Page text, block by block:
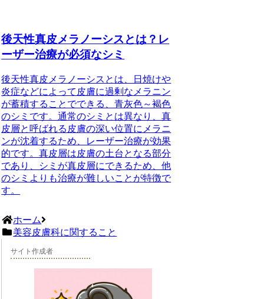
後天性真皮メラノーシスとは？レ
ーザー治療が必須なシミ
後天性真皮メラノーシスとは、日焼けや
炎症などによって皮膚に過剰なメラニン
が蓄積することでできる、青灰色～褐色
のシミです。通常のシミとは異なり、真
皮層と呼ばれる皮膚の深い位置にメラニ
ンが沈着するため、レーザー治療が効果
的です。真皮層は皮膚の土台となる部分
であり、シミが真皮層にできるため、他
のシミよりも治療が難しいことが特徴で
す。
ホーム
美容皮膚科に関すること
サイト作成者